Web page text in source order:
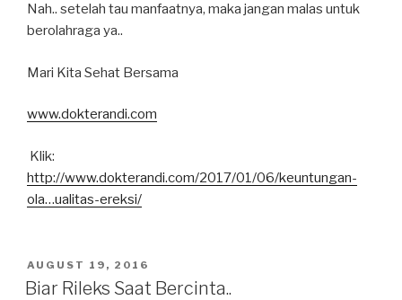
Nah.. setelah tau manfaatnya, maka jangan malas untuk
berolahraga ya..
Mari Kita Sehat Bersama
www.dokterandi.com
Klik:
http://www.dokterandi.com/2017/01/06/keuntungan-
ola…ualitas-ereksi/
POSTED
ON
AUGUST 19, 2016
Biar Rileks Saat Bercinta..